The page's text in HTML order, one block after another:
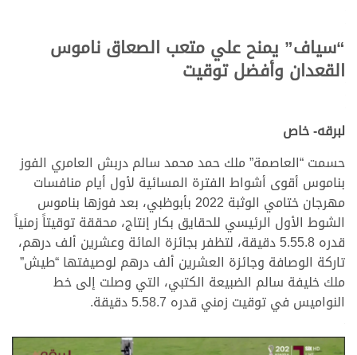
“سياف” يمنح علي متعب الصعاق ناموس
القعدان وأفضل توقيت
لبرقه- خاص
حسمت “العاصمة” ملك حمد محمد سالم دربش العامري الفوز
بناموس أقوى أشواط الفترة المسائية لأول أيام منافسات
مهرجان ختامي الوثبة 2022 بأبوظبي، بعد فوزها بناموس
الشوط الأول الرئيسي للحقايق بكار إنتاج، محققة توقيتاً زمنياً
قدره 5.55.8 دقيقة، لتظفر بجائزة المائة وعشرين ألف درهم،
تاركة الوصافة وجائزة العشرين ألف درهم لوصيفتها “طيش”
ملك خليفة سالم الضبيعة الكتبي، التي وصلت إلى خط
النواميس في توقيت زمني قدره 5.58.7 دقيقة.